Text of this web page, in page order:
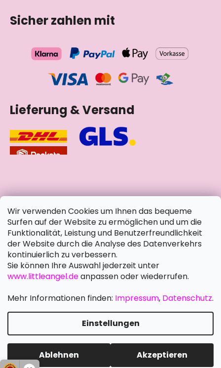
Wir verwenden Cookies um Ihnen das bequeme
Surfen auf der Website zu ermöglichen und um die
Funktionalität, Leistung und Benutzerfreundlichkeit
der Website durch die Analyse des Datenverkehrs
kontinuierlich zu verbessern.
Sie können Ihre Auswahl jederzeit unter
www.littleangel.deanpassen oder wiederrufen.
Mehr Informationen finden: Impressum, Datenschutz.
Einstellungen
Ablehnen Akzeptieren
Sicher zahlen mit
Lieferung & Versand
soziale Netzwerke
Erstellt von Shoptet Premium
Copyright 2026Little Angel DE. Alle Rechte vorbehalten.
Cookie-Einstellungen ändern
Schreiben Sie uns